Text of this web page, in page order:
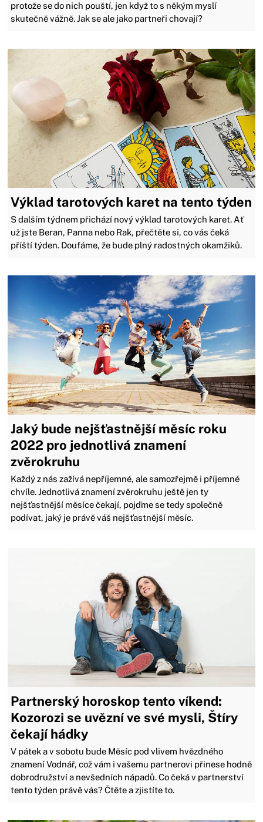
protože se do nich pouští, jen když to s někým myslí
skutečně vážně. Jak se ale jako partneři chovají?
Výklad tarotových karet na tento týden
S dalším týdnem přichází nový výklad tarotových karet. Ať
už jste Beran, Panna nebo Rak, přečtěte si, co vás čeká
příští týden. Doufáme, že bude plný radostných okamžiků.
Jaký bude nejšťastnější měsíc roku
2022 pro jednotlivá znamení
zvěrokruhu
Každý z nás zažívá nepříjemné, ale samozřejmě i příjemné
chvíle. Jednotlivá znamení zvěrokruhu ještě jen ty
nejšťastnější měsíce čekají, pojďme se tedy společně
podívat, jaký je právě váš nejšťastnější měsíc.
Partnerský horoskop tento víkend:
Kozorozi se uvězní ve své mysli, Štíry
čekají hádky
V pátek a v sobotu bude Měsíc pod vlivem hvězdného
znamení Vodnář, což vám i vašemu partnerovi přinese hodně
dobrodružství a nevšedních nápadů. Co čeká v partnerství
tento týden právě vás? Čtěte a zjistíte to.